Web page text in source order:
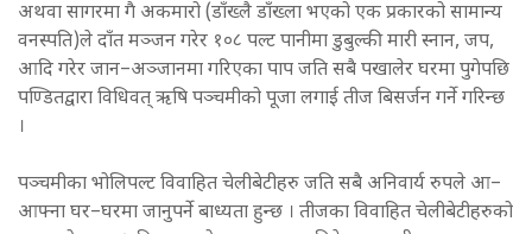
अथवा सागरमा गै अकमारो (डाँख्लै डाँख्ला भएको एक प्रकारको सामान्य
वनस्पति)ले दाँत मञ्जन गरेर १०८ पल्ट पानीमा डुबुल्की मारी स्नान, जप,
आदि गरेर जान–अञ्जानमा गरिएका पाप जति सबै पखालेर घरमा पुगेपछि
पण्डितद्वारा विधिवत् ऋषि पञ्चमीको पूजा लगाई तीज बिसर्जन गर्ने गरिन्छ
।
पञ्चमीका भोलिपल्ट विवाहित चेलीबेटीहरु जति सबै अनिवार्य रुपले आ–
आफ्ना घर–घरमा जानुपर्ने बाध्यता हुन्छ । तीजका विवाहित चेलीबेटीहरुको